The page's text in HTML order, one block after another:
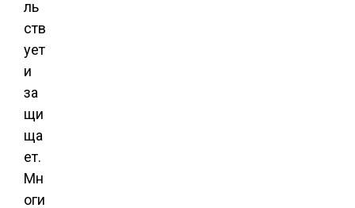
ль
ств
ует
и
за
щи
ща
ет.
Мн
оги